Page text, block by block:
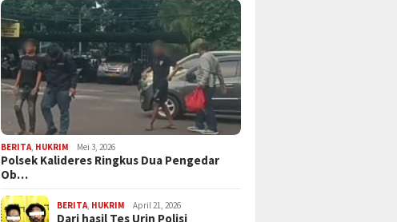
BERITA HUKRIM Mei 3, 2026
Polsek Kalideres Ringkus Dua Pengedar
Ob…
BERITA HUKRIM April 21, 2026
Dari hasil Tes Urin Polisi